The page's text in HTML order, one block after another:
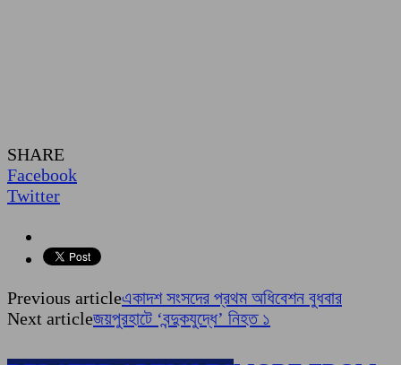
SHARE
Facebook
Twitter
Previous articleএকাদশ সংসদের প্রথম অধিবেশন বুধবার
Next articleজয়পুরহাটে ‘বন্দুকযুদ্ধে’ নিহত ১